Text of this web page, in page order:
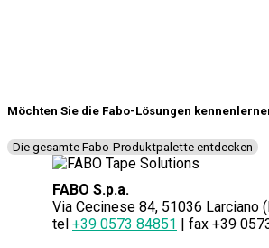
Möchten Sie die Fabo-Lösungen
Die gesamte Fabo-Produktpalette entdecken
FABO S.p.a.
Via Cecinese 84, 51036 Larciano
tel +39 0573 84851 | fax +39